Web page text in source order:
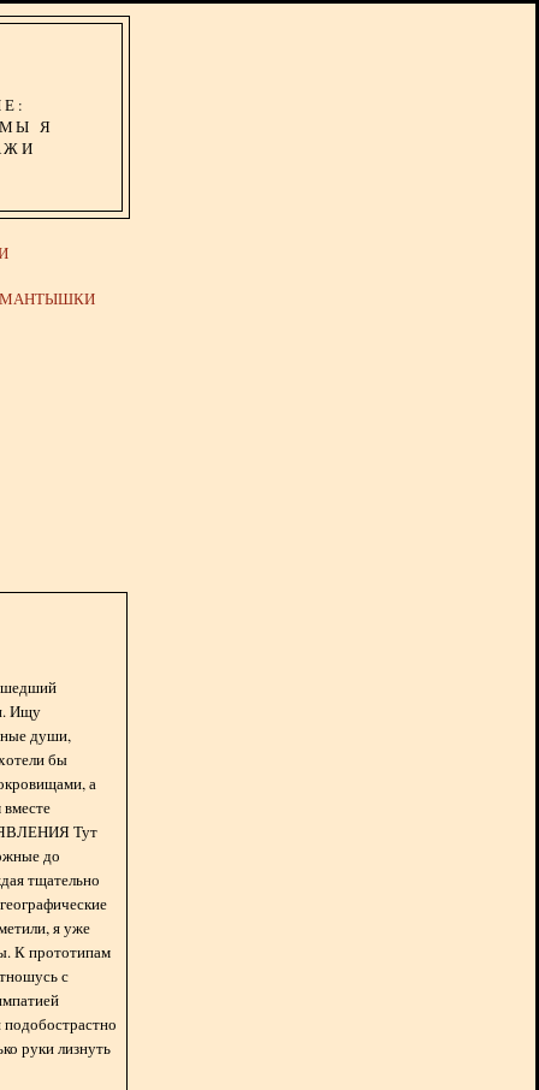
Я
МАНТЫШКИ
Ищу
души,
бы
а
Тут
до
тщательно
я уже
К прототипам
с
подобострастно
руки лизнуть